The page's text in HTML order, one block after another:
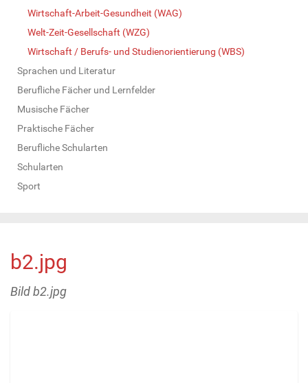
Wirtschaft-Arbeit-Gesundheit (WAG)
Welt-Zeit-Gesellschaft (WZG)
Wirtschaft / Berufs- und Studienorientierung (WBS)
Sprachen und Literatur
Berufliche Fächer und Lernfelder
Musische Fächer
Praktische Fächer
Berufliche Schularten
Schularten
Sport
b2.jpg
Bild b2.jpg